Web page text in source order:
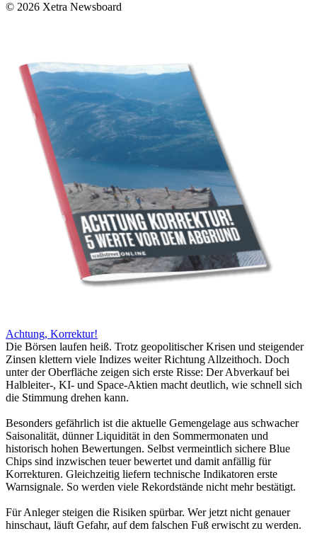
© 2026 Xetra Newsboard
Achtung, Korrektur!
Die Börsen laufen heiß. Trotz geopolitischer Krisen und steigender
Zinsen klettern viele Indizes weiter Richtung Allzeithoch. Doch
unter der Oberfläche zeigen sich erste Risse: Der Abverkauf bei
Halbleiter-, KI- und Space-Aktien macht deutlich, wie schnell sich
die Stimmung drehen kann.
Besonders gefährlich ist die aktuelle Gemengelage aus schwacher
Saisonalität, dünner Liquidität in den Sommermonaten und
historisch hohen Bewertungen. Selbst vermeintlich sichere Blue
Chips sind inzwischen teuer bewertet und damit anfällig für
Korrekturen. Gleichzeitig liefern technische Indikatoren erste
Warnsignale. So werden viele Rekordstände nicht mehr bestätigt.
Für Anleger steigen die Risiken spürbar. Wer jetzt nicht genauer
hinschaut, läuft Gefahr, auf dem falschen Fuß erwischt zu werden.